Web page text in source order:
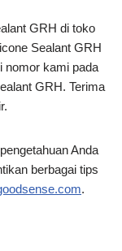
GRH di toko
Sealant GRH
nomor kami pada
GRH. Terima
Anda
berbagai tips
.